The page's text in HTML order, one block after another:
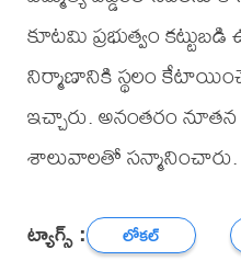
కూటమి ప్రభుత్వం
నిర్మాణానికి స్థలం
ఇచ్చారు. అనంతరం
శాలువాలతో సన్మానించారు.
ట్యాగ్స్ : లోకల్